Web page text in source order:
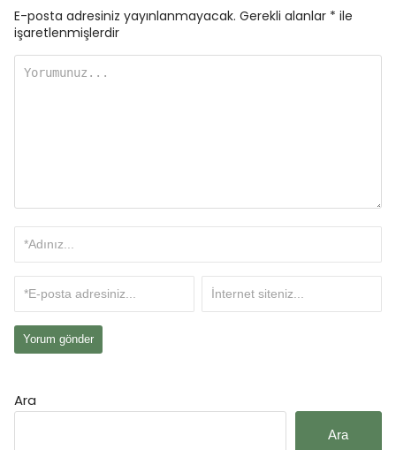
E-posta adresiniz yayınlanmayacak. Gerekli alanlar * ile
işaretlenmişlerdir
Ara
Ara